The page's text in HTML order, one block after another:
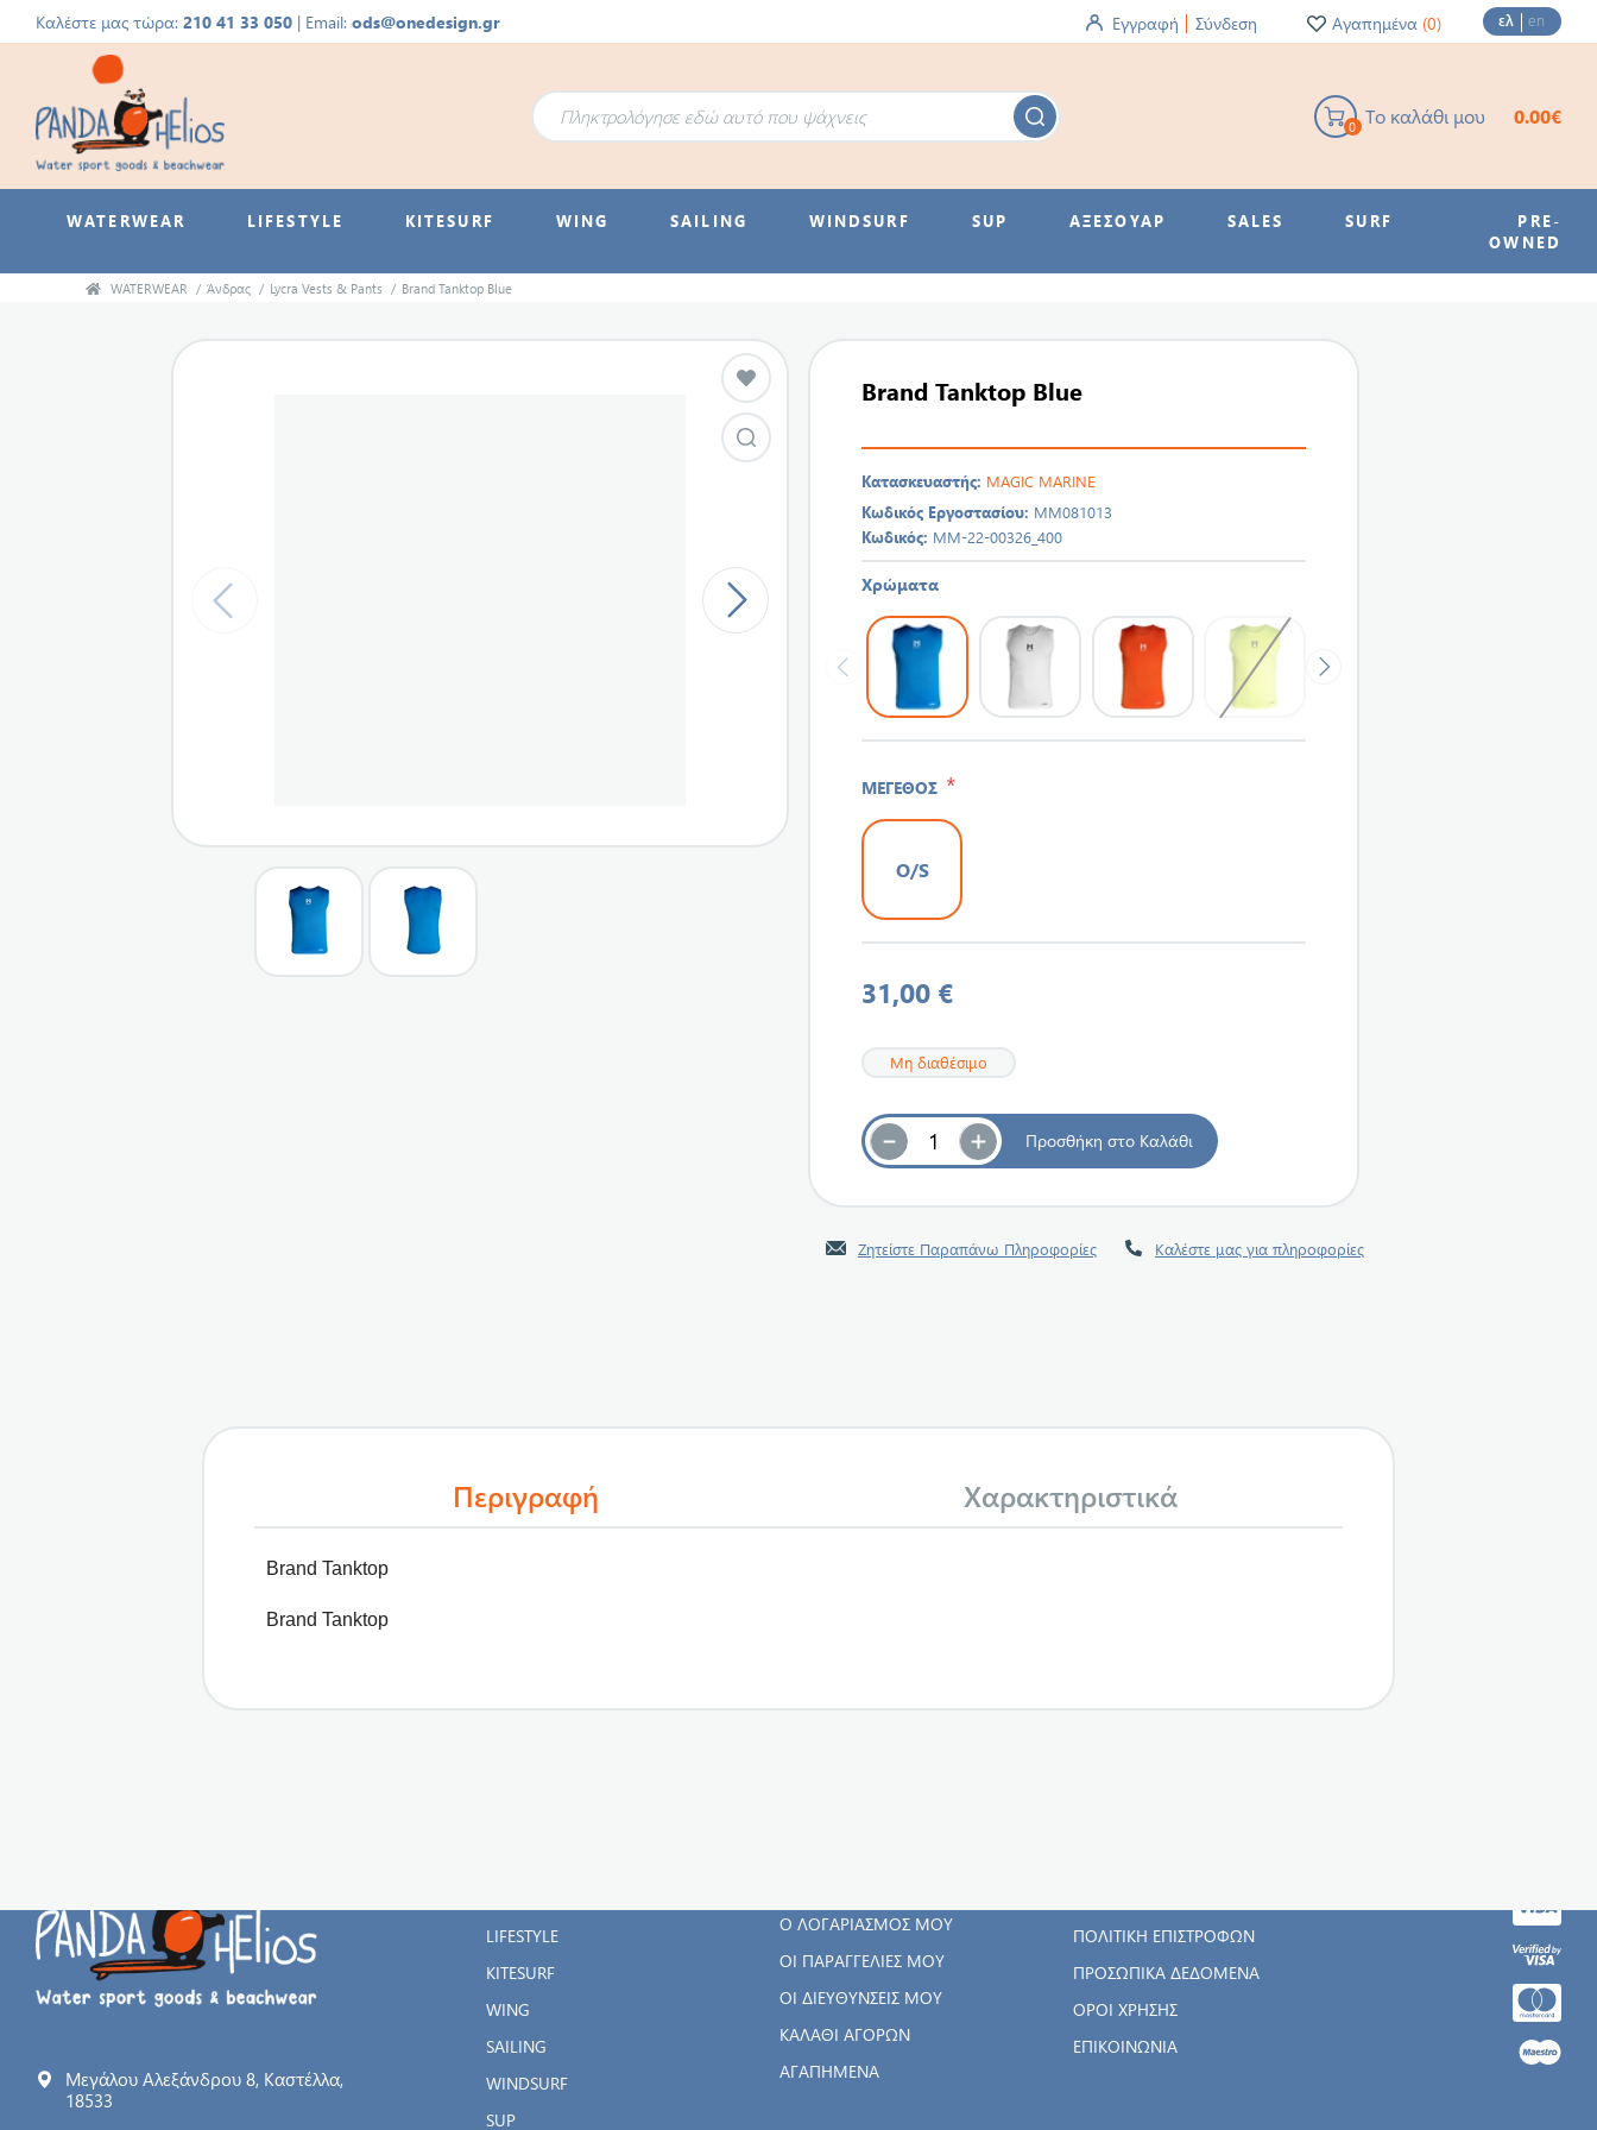
Καλέστε μας τώρα:210 41 33 050 | Email:ods@onedesign.gr Εγγραφή Σύνδεση Αγαπημένα (0) ελ en
Το καλάθι μου
0 0.00€
WATERWEAR LIFESTYLE KITESURF WING SAILING WINDSURF SUP ΑΞΕΣΟΥΑΡ SALES SURF
PRE-
OWNED
WATERWEAR / Άνδρας / Lycra Vests & Pants / Brand Tanktop Blue
Brand Tanktop Blue
Κατασκευαστής: MAGIC MARINE
Κωδικός Εργοστασίου: MM081013
Κωδικός: MM-22-00326_400
Χρώματα
ΜΕΓΕΘΟΣ *
O/S
31,00 €
Μη διαθέσιμο
Ζητείστε Παραπάνω Πληροφορίες Καλέστε μας για πληροφορίες
Περιγραφή Χαρακτηριστικά
Brand Tanktop
Brand Tanktop
Μεγάλου Αλεξάνδρου 8, Καστέλλα,
18533
LIFESTYLE
KITESURF
WING
SAILING
WINDSURF
SUP
Ο ΛΟΓΑΡΙΑΣΜΌΣ ΜΟΥ
ΟΙ ΠΑΡΑΓΓΕΛΊΕΣ ΜΟΥ
ΟΙ ΔΙΕΥΘΎΝΣΕΙΣ ΜΟΥ
ΚΑΛΆΘΙ ΑΓΟΡΏΝ
ΑΓΑΠΗΜΈΝΑ
ΠΟΛΙΤΙΚΉ ΕΠΙΣΤΡΟΦΏΝ
ΠΡΟΣΩΠΙΚΆ ΔΕΔΟΜΈΝΑ
ΌΡΟΙ ΧΡΉΣΗΣ
ΕΠΙΚΟΙΝΩΝΊΑ